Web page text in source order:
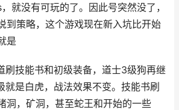
就没有可玩的了。因此号突然没了，
到策略，这个游戏现在新入坑比开始
是
刷技能书和初级装备，道士3级狗再继
是白虎，战法效果不变。技能书刷
洞，矿洞，甚至蛇王和开始的一些